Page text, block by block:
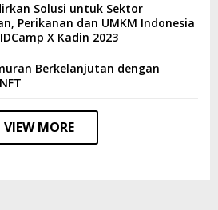
Solusi untuk Sektor
Perikanan dan UMKM Indonesia
X Kadin 2023
Berkelanjutan dengan
VIEW MORE